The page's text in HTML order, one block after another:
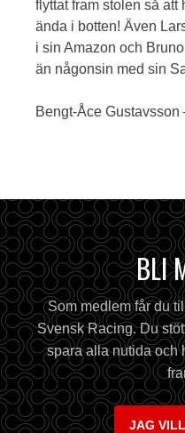
flyttat fram stolen så att
ända i botten! Även
i sin Amazon och
än någonsin med sin
Bengt-Åce Gustavsson
BLI
Som medlem får du
Svensk Racing. Du
spara alla nutida och
JAG